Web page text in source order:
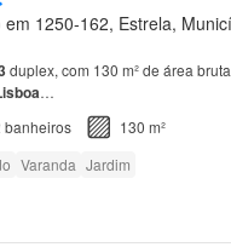
em 1250-162, Estrela,
duplex, com 130 m² de área
…
banheiros
130 m²
Varanda Jardim